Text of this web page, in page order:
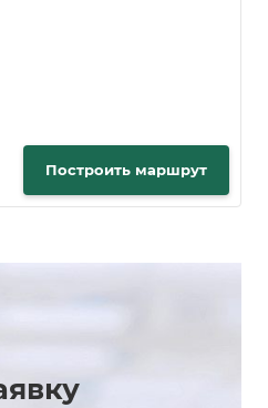
Построить маршрут